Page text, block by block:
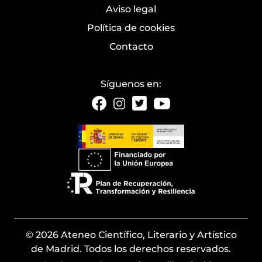
Aviso legal
Política de cookies
Contacto
Síguenos en:
© 2026 Ateneo Científico, Literario y Artístico
de Madrid. Todos los derechos reservados.